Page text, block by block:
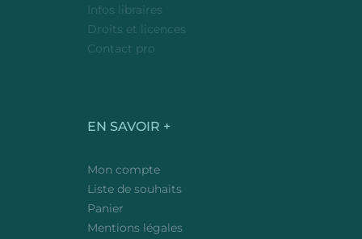
Infos libraires
Droits et licences
Contact pro
EN SAVOIR +
Mon compte
Liste de souhaits
Panier
Mentions légales